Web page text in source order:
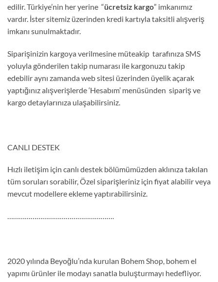
edilir. Türkiye’nin her yerine “ücretsiz kargo” imkanımız
vardır. İster sitemiz üzerinden kredi kartıyla taksitli alışveriş
imkanı sunulmaktadır.
Siparişinizin kargoya verilmesine müteakip tarafınıza SMS
yoluyla gönderilen takip numarası ile kargonuzu takip
edebilir aynı zamanda web sitesi üzerinden üyelik açarak
yaptığınız alışverişlerde ‘Hesabım’ menüsünden sipariş ve
kargo detaylarınıza ulaşabilirsiniz.
CANLI DESTEK
Hızlı iletişim için canlı destek bölümümüzden aklınıza takılan
tüm soruları sorabilir, Özel siparişleriniz için fiyat alabilir veya
mevcut modellere ekleme yaptırabilirsiniz.
……………………………………………….
2020 yılında Beyoğlu’nda kurulan Bohem Shop, bohem el
yapımı ürünler ile modayı sanatla buluşturmayı hedefliyor.